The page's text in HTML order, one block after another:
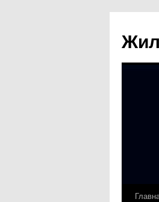
Перейти